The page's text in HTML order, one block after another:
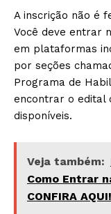
A inscrição não é
Você deve entrar
em plataformas
por seções
Programa de
encontrar o edital
disponíveis.
Veja também:
Como Entrar
CONFIRA AQUI!